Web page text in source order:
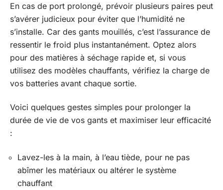
En cas de port prolongé, prévoir plusieurs paires peut
s’avérer judicieux pour éviter que l’humidité ne
s’installe. Car des gants mouillés, c’est l’assurance de
ressentir le froid plus instantanément. Optez alors
pour des matières à séchage rapide et, si vous
utilisez des modèles chauffants, vérifiez la charge de
vos batteries avant chaque sortie.
Voici quelques gestes simples pour prolonger la
durée de vie de vos gants et maximiser leur efficacité
:
Lavez-les à la main, à l’eau tiède, pour ne pas
abîmer les matériaux ou altérer le système
chauffant